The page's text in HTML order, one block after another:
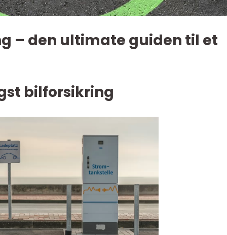
– den ultimate guiden til et
bilforsikring